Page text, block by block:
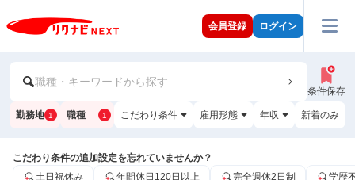
会員登録 ログイン
職種・キーワードから探す
条件保存
勤務地 1 職種 1 こだわり条件 雇用形態 年収 新着のみ
こだわり条件の追加設定を忘れていませんか？
土日祝休み
年間休日120日以上 完全週休2日制 学歴